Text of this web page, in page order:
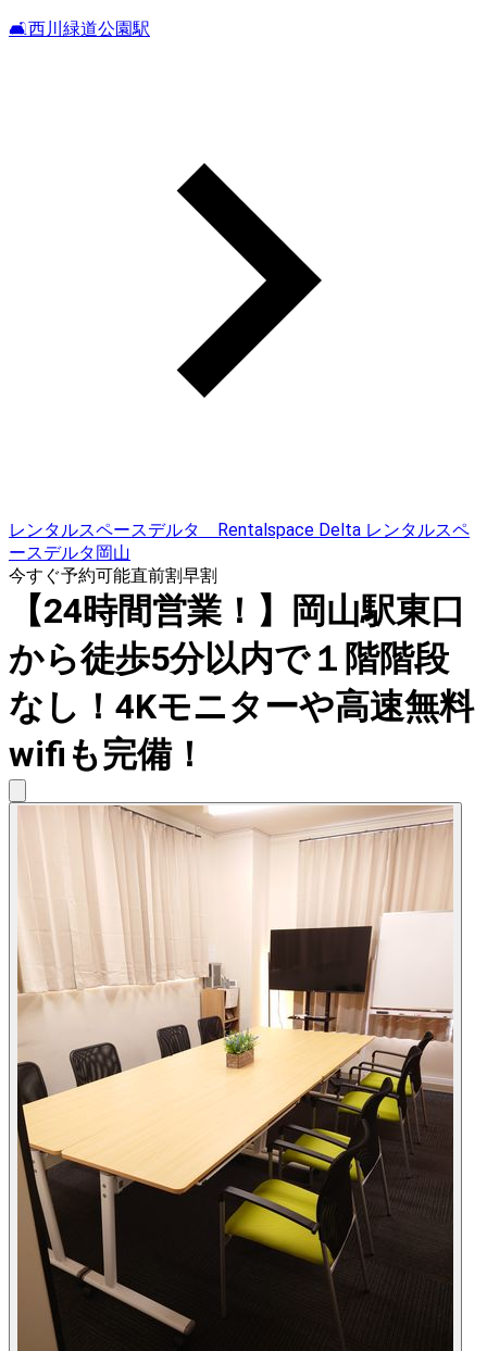
🛋️西川緑道公園駅
レンタルスペースデルタ Rentalspace Delta レンタルスペ
ースデルタ岡山
今すぐ予約可能直前割早割
【24時間営業！】岡山駅東口
から徒歩5分以内で１階階段
なし！4Kモニターや高速無料
wifiも完備！